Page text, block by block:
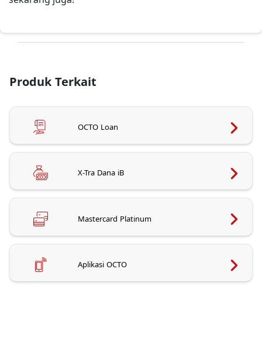
Produk Terkait
OCTO Loan
X-Tra Dana iB
Mastercard Platinum
Aplikasi OCTO